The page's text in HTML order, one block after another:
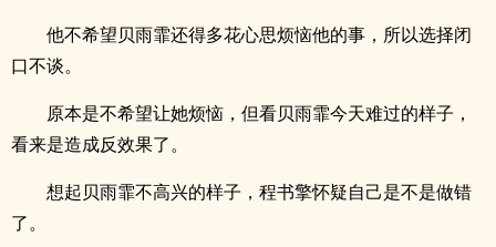
他不希望贝雨霏还得多花心思烦恼他的事，所以选择闭
口不谈。
原本是不希望让她烦恼，但看贝雨霏今天难过的样子，
看来是造成反效果了。
想起贝雨霏不高兴的样子，程书擎怀疑自己是不是做错
了。